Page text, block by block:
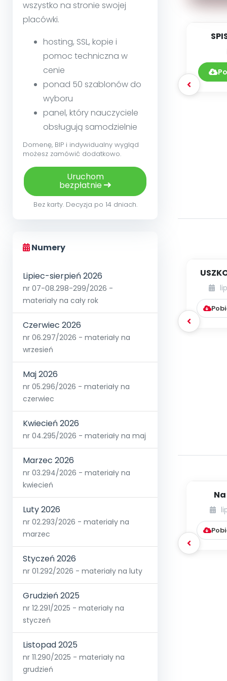
wszystko na stronie swojej
placówki.
hosting, SSL, kopie i
pomoc techniczna w
cenie
ponad 50 szablonów do
wyboru
panel, który nauczyciele
obsługują samodzielnie
Domenę, BIP i indywidualny wygląd
możesz zamówić dodatkowo.
Uruchom
bezpłatnie
Bez karty. Decyzja po 14 dniach.
Numery
Lipiec-sierpień 2026
nr 07-08.298-299/2026 -
materiały na cały rok
Czerwiec 2026
nr 06.297/2026 - materiały na
wrzesień
Maj 2026
nr 05.296/2026 - materiały na
czerwiec
Kwiecień 2026
nr 04.295/2026 - materiały na maj
Marzec 2026
nr 03.294/2026 - materiały na
kwiecień
Luty 2026
nr 02.293/2026 - materiały na
marzec
Styczeń 2026
nr 01.292/2026 - materiały na luty
Grudzień 2025
nr 12.291/2025 - materiały na
styczeń
Listopad 2025
nr 11.290/2025 - materiały na
grudzień